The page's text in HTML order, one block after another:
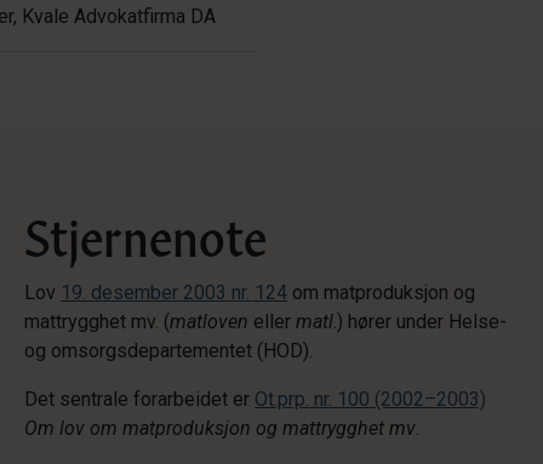
Kvale Advokatfirma DA
Stjernenote
Lov 19. desember 2003 nr. 124 om matproduksjon og
mattrygghet mv. (matloven eller matl.) hører under Helse-
og omsorgsdepartementet (HOD).
Det sentrale forarbeidet er Ot.prp. nr. 100 (2002–2003)
Om lov om matproduksjon og mattrygghet mv.